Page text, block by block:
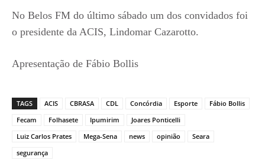
No Belos FM do último sábado um dos convidados foi
o presidente da ACIS, Lindomar Cazarotto.
Apresentação de Fábio Bollis
TAGS ACIS CBRASA CDL Concórdia Esporte
Fábio Bollis
Fecam
Folhasete Ipumirim
Joares Ponticelli
Luiz Carlos Prates
Mega-Sena news opinião
Seara
segurança